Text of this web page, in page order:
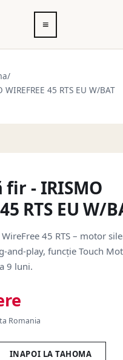
Deschide
meniul
≡
/
45 RTS EU W/BAT
- IRISMO
RTS EU W/
45 RTS – motor
and-play, funcție Touch
9 luni.
Romania
INAPOI LA TAHOMA